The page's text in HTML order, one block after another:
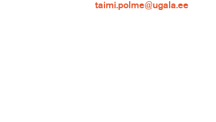
taimi.polme@ugala.ee